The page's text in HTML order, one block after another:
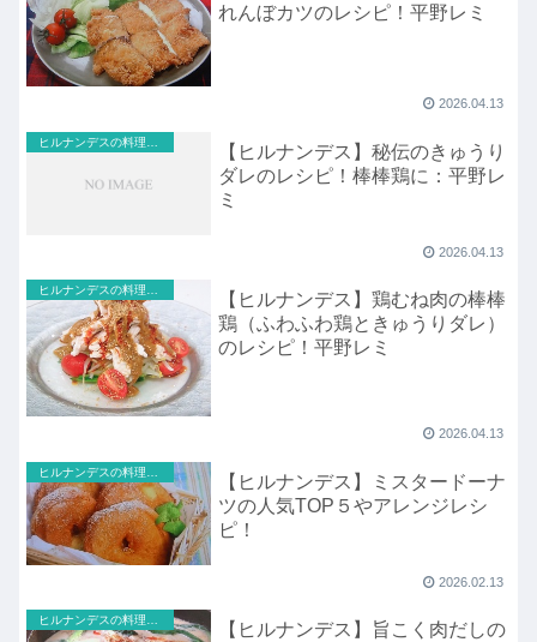
れんぼカツのレシピ！平野レミ
2026.04.13
【ヒルナンデス】秘伝のきゅうり
ダレのレシピ！棒棒鶏に：平野レ
ミ
2026.04.13
ヒルナンデスの料理のレシピ
【ヒルナンデス】鶏むね肉の棒棒
鶏（ふわふわ鶏ときゅうりダレ）
のレシピ！平野レミ
2026.04.13
【ヒルナンデス】ミスタードーナ
ツの人気TOP５やアレンジレシ
ピ！
2026.02.13
【ヒルナンデス】旨こく肉だしの